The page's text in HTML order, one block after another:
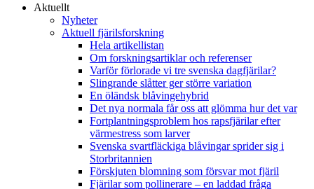
Aktuellt
Nyheter
Aktuell fjärilsforskning
Hela artikellistan
Om forskningsartiklar och referenser
Varför förlorade vi tre svenska dagfjärilar?
Slingrande slåtter ger större variation
En öländsk blåvingehybrid
Det nya normala får oss att glömma hur det var
Fortplantningsproblem hos rapsfjärilar efter
värmestress som larver
Svenska svartfläckiga blåvingar sprider sig i
Storbritannien
Förskjuten blomning som försvar mot fjäril
Fjärilar som pollinerare – en laddad fråga